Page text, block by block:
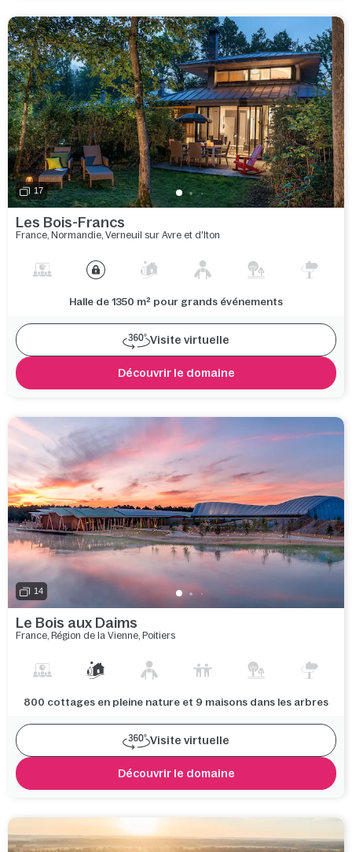
17
Les Bois-Francs
France, Normandie, Verneuil sur Avre et d'Iton
Halle de 1350 m² pour grands événements
Visite virtuelle
Découvrir le domaine
14
Le Bois aux Daims
France, Région de la Vienne, Poitiers
800 cottages en pleine nature et 9 maisons dans les arbres
Visite virtuelle
Découvrir le domaine